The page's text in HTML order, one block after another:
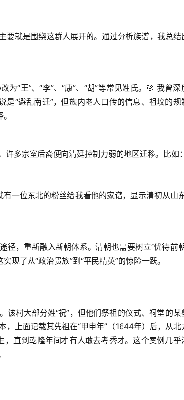
要就是围绕这群人展开的。通过分析族谱，我总结
“王”、“李”、“康”、“胡”等常见姓氏。🎯 我曾深
“避乱南迁”，但族内老人口传的信息、祖坟的规
多宗室后裔便向清廷控制力弱的地区迁移。比如：
一位东北的粉丝给我看他的家谱，显示清初从山
，重新融入新朝体系。清朝也需要树立“优待前
实现了从“政治贵族”到“平民精英”的惊险一跃。
该村大部分姓“祝”，但他们祭祖的仪式、祠堂的某
上面记载其先祖在“甲申年”（1644年）后，从北
，直到乾隆年间才有人敢去考秀才。这个案例几乎